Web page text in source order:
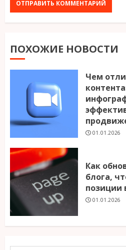
ПОХОЖИЕ НОВОСТИ
Чем
01.01.2026
Как
блога,
позиции
01.01.2026